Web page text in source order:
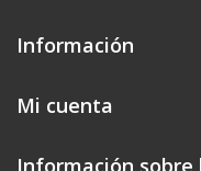
Información
Mi cuenta
Información sobre